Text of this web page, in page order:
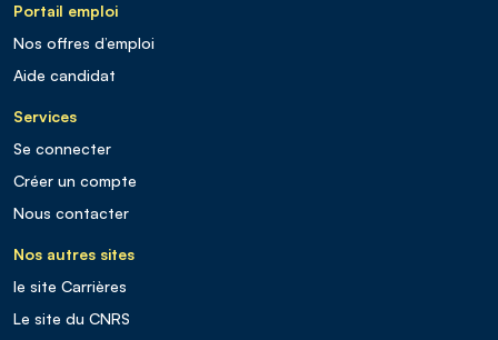
Portail emploi
Nos offres d’emploi
Aide candidat
Services
Se connecter
Créer un compte
Nous contacter
Nos autres sites
le site Carrières
Le site du CNRS